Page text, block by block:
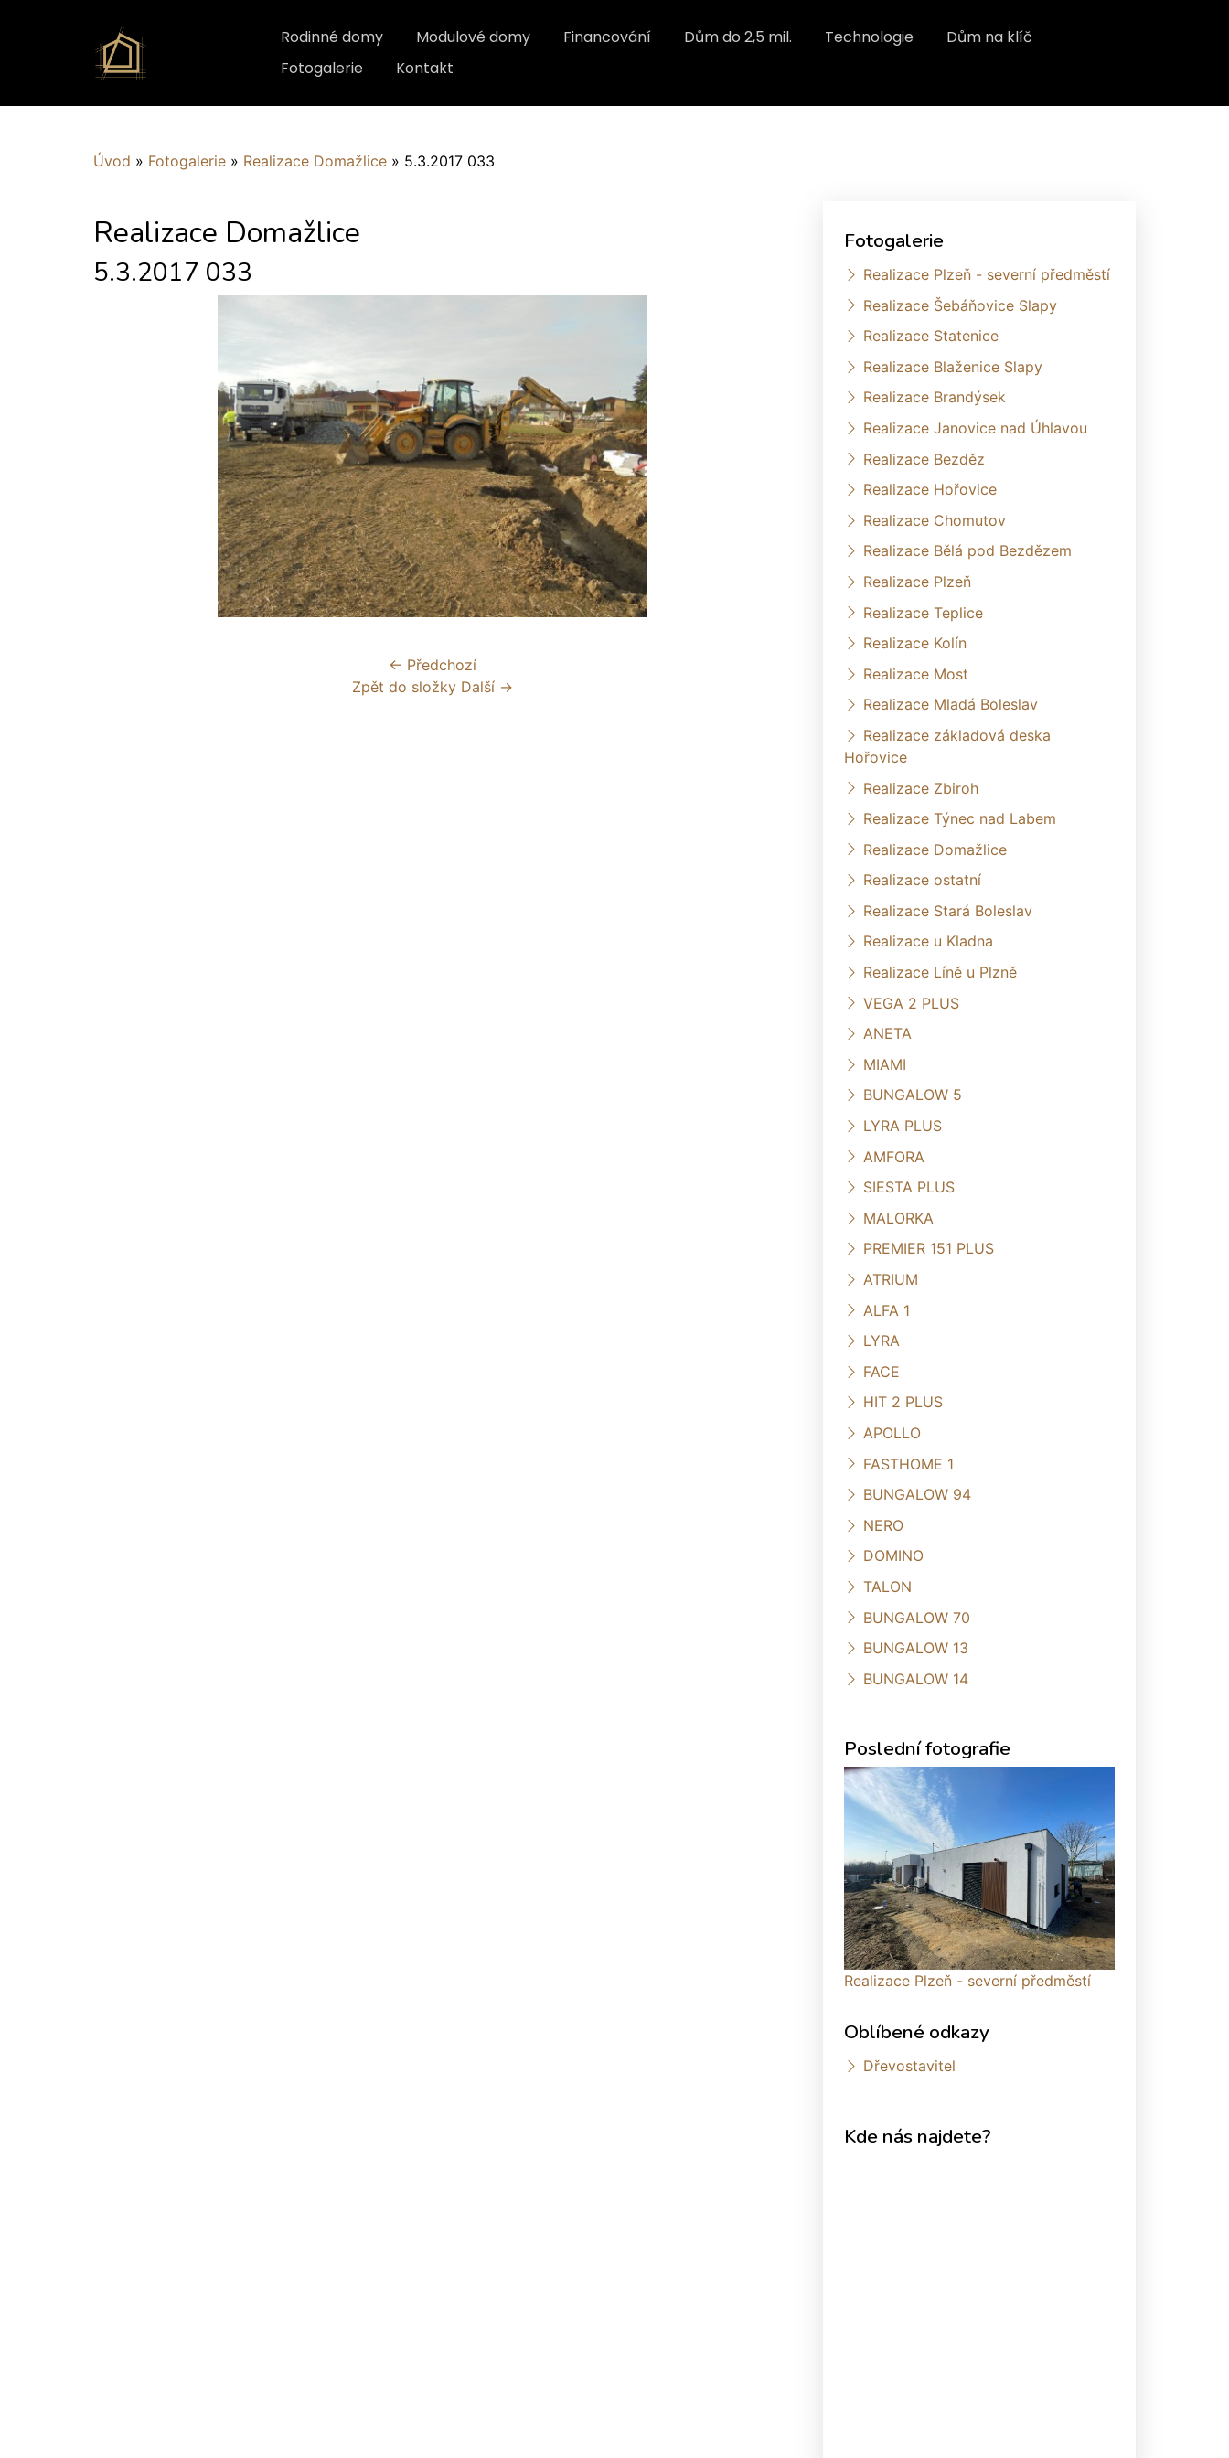
Rodinné domy Modulové domy Financování Dům do 2,5 mil. Technologie
Dům na klíč
Fotogalerie
Kontakt
Úvod » Fotogalerie » Realizace Domažlice » 5.3.2017 033
Realizace Domažlice
5.3.2017 033
← Předchozí
Zpět do složky Další →
Fotogalerie
Realizace Plzeň - severní předměstí
Realizace Šebáňovice Slapy
Realizace Statenice
Realizace Blaženice Slapy
Realizace Brandýsek
Realizace Janovice nad Úhlavou
Realizace Bezděz
Realizace Hořovice
Realizace Chomutov
Realizace Bělá pod Bezdězem
Realizace Plzeň
Realizace Teplice
Realizace Kolín
Realizace Most
Realizace Mladá Boleslav
Realizace základová deska
Hořovice
Realizace Zbiroh
Realizace Týnec nad Labem
Realizace Domažlice
Realizace ostatní
Realizace Stará Boleslav
Realizace u Kladna
Realizace Líně u Plzně
VEGA 2 PLUS
ANETA
MIAMI
BUNGALOW 5
LYRA PLUS
AMFORA
SIESTA PLUS
MALORKA
PREMIER 151 PLUS
ATRIUM
ALFA 1
LYRA
FACE
HIT 2 PLUS
APOLLO
FASTHOME 1
BUNGALOW 94
NERO
DOMINO
TALON
BUNGALOW 70
BUNGALOW 13
BUNGALOW 14
Poslední fotografie
Realizace Plzeň - severní předměstí
Oblíbené odkazy
Dřevostavitel
Kde nás najdete?